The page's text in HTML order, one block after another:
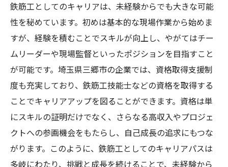
実地経験を通じてスキルを習得する
三郷市の求人を活用してスキルアップ
新しいスキルを学ぶことの重要性
スキル向上に役立つリソースとツール
未経験からのキャリアアップ三郷市の鉄筋工求
人で一歩踏み出す
鉄筋工としてのキャリアアップの流れ
未経験者がキャリアを築くためのステップ
三郷市でのキャリア成長を支える環境
鉄筋工としてのキャリアは、未経験からでも大きな可能
性を秘めています。初めは基本的な現場作業から始めま
すが、経験を積むことでスキルが向上し、やがてはチー
ムリーダーや現場監督といったポジションを目指すこと
が可能です。埼玉県三郷市の企業では、資格取得支援制
度も充実しており、鉄筋工技能士などの資格を取得する
ことでキャリアアップを図ることができます。資格は単
にスキルの証明だけでなく、さらなる高収入やプロジェ
クトへの参画機会をもたらし、自己成長の追求にもつな
がります。このように、鉄筋工としてのキャリアパスは